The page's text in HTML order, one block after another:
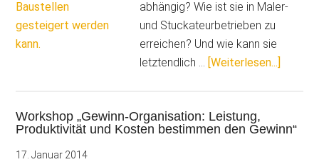
abhängig? Wie ist sie in Maler-
und Stuckateurbetrieben zu
erreichen? Und wie kann sie
letztendlich … [Weiterlesen...]
richtig
Workshop „Gewinn-Organisation: Leistung,
Produktivität und Kosten bestimmen den Gewinn“
17. Januar 2014